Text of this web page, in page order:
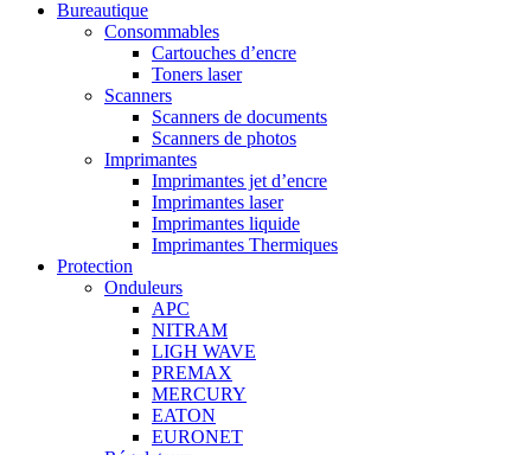
Bureautique
Consommables
Cartouches d’encre
Toners laser
Scanners
Scanners de documents
Scanners de photos
Imprimantes
Imprimantes jet d’encre
Imprimantes laser
Imprimantes liquide
Imprimantes Thermiques
Protection
Onduleurs
APC
NITRAM
LIGH WAVE
PREMAX
MERCURY
EATON
EURONET